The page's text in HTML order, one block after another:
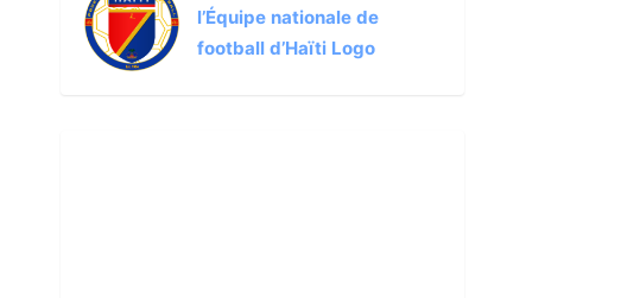
l’Équipe nationale de
football d’Haïti Logo